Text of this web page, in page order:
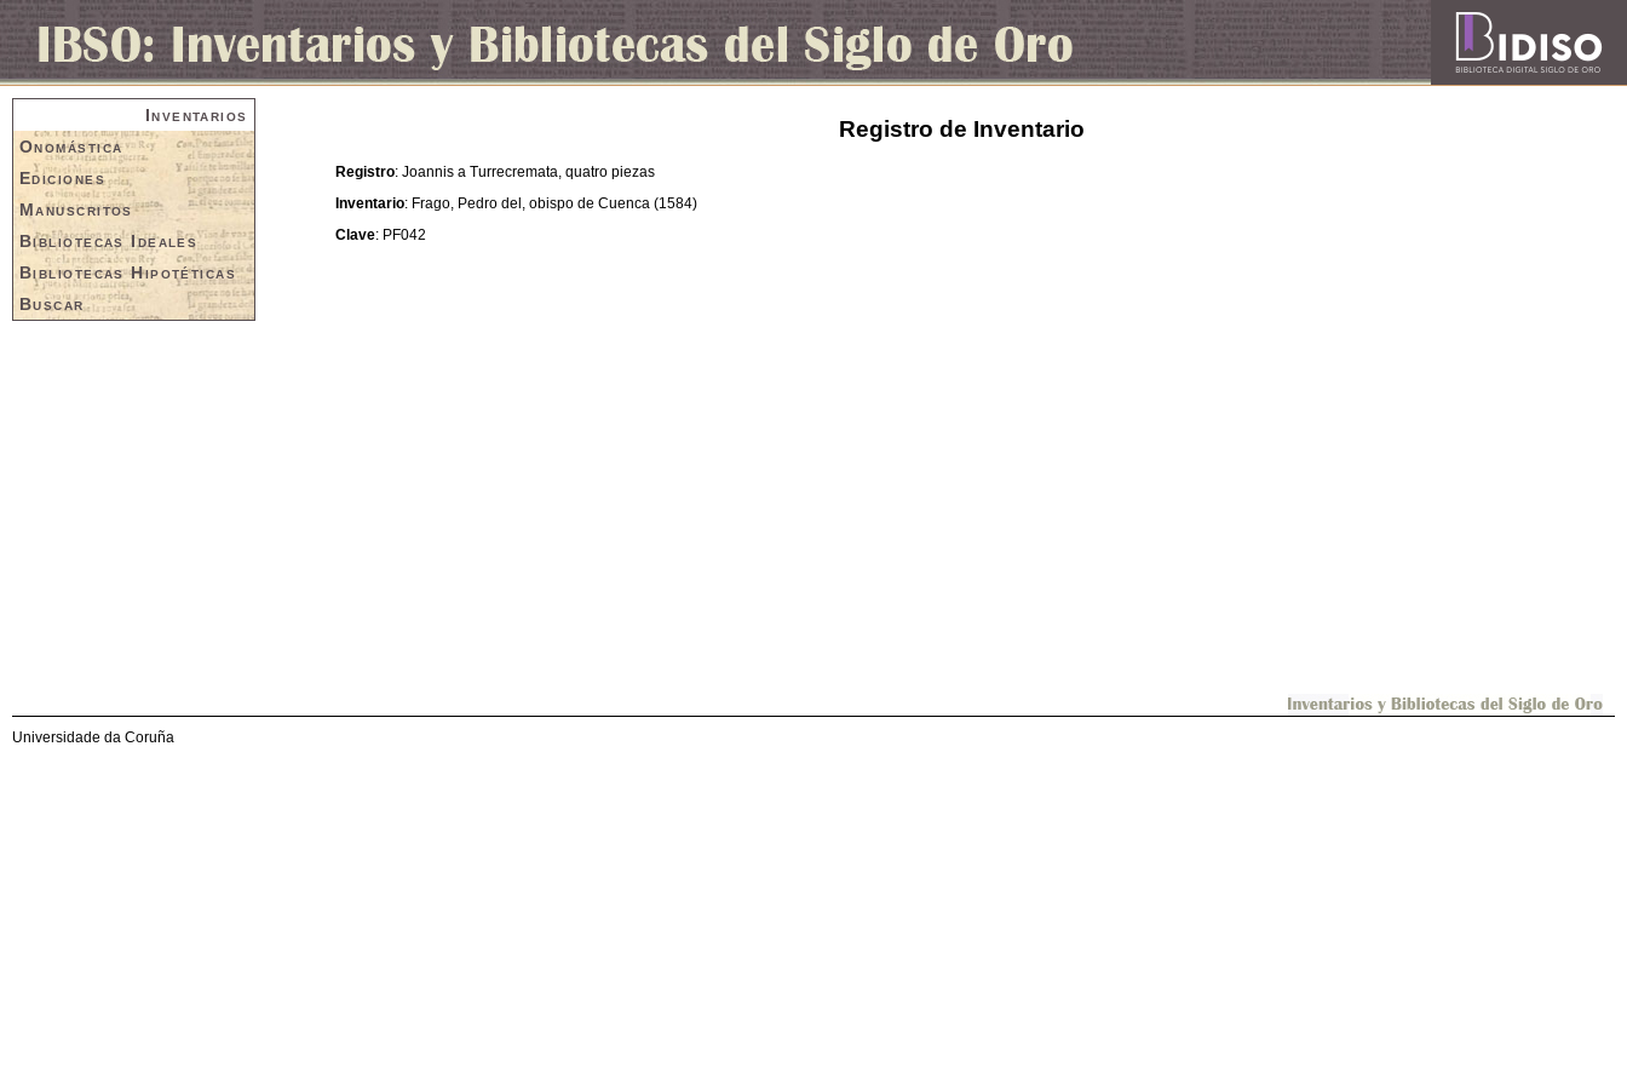
Inventarios
Onomástica
Ediciones
Manuscritos
Bibliotecas Ideales
Bibliotecas Hipotéticas
Buscar
Registro de Inventario
Registro: Joannis a Turrecremata, quatro piezas
Inventario: Frago, Pedro del, obispo de Cuenca (1584)
Clave: PF042
Universidade da Coruña